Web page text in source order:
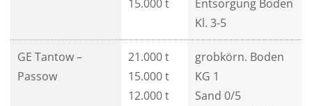
15.000 t
Entsorgung Boden
Kl. 3-5
GE Tantow –
Passow
21.000 t
15.000 t
12.000 t
grobkörn. Boden
KG 1
Sand 0/5